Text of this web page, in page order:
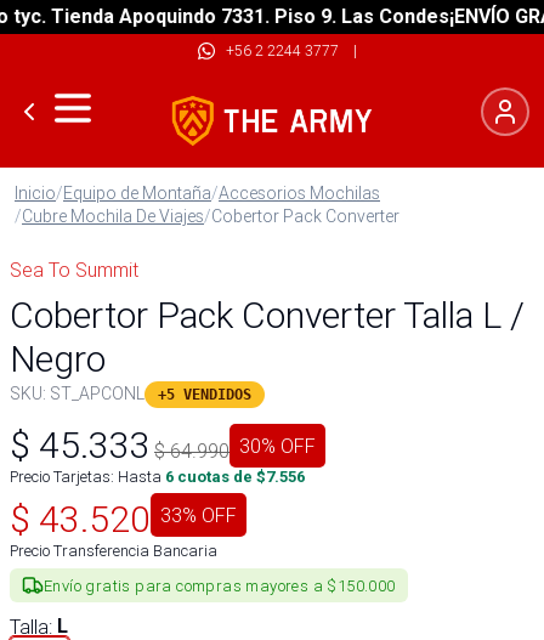
Tienda Apoquindo 7331. Piso 9. Las Condes¡ENVÍO
+56 2 2244 3777 |
Inicio/Equipo de Montaña/Accesorios Mochilas
/Cubre Mochila De Viajes/Cobertor Pack Converter
Sea To Summit
Cobertor Pack Converter Talla L /
Negro
SKU: ST_APCONL +5 VENDIDOS
$ 45.333 $64.990 30% OFF
Precio Tarjetas: Hasta 6 cuotas de $7.556
$ 43.520 33% OFF
Precio Transferencia Bancaria
Envío gratis para compras mayores a $150.000
Talla: L